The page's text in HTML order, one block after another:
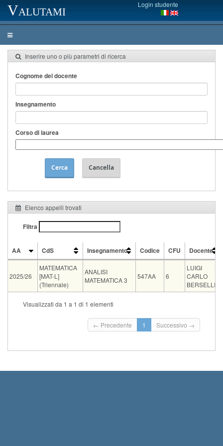
Valutami Login studente
Inserire uno o più parametri di ricerca
Cognome del docente
Insegnamento
Corso di laurea
Cerca Cancella
Elenco appelli trovati
Filtra
AA CdS Insegnamento Codice CFU
Docente
CdS Docente
2025/26
MATEMATICA
[MAT-L]
(Triennale)
ANALISI
MATEMATICA 3
547AA 6
LUIGI
CARLO
BERSELLI
Condivisione
MATEMATICA [WMA-LM]
Sede Note Iscritti Vecchio ord. Iscrizioni
Inizio iscrizioni: 01-
Visualizzati da 1 a 1 di 1 elementi
← Precedente 1 Successivo →